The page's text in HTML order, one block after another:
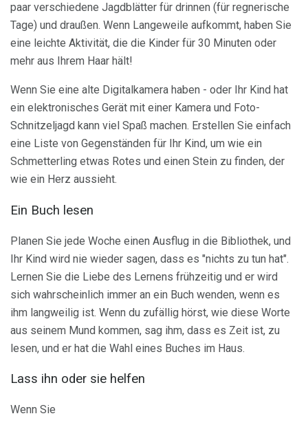
paar verschiedene Jagdblätter für drinnen (für regnerische
Tage) und draußen. Wenn Langeweile aufkommt, haben Sie
eine leichte Aktivität, die die Kinder für 30 Minuten oder
mehr aus Ihrem Haar hält!
Wenn Sie eine alte Digitalkamera haben - oder Ihr Kind hat
ein elektronisches Gerät mit einer Kamera und Foto-
Schnitzeljagd kann viel Spaß machen. Erstellen Sie einfach
eine Liste von Gegenständen für Ihr Kind, um wie ein
Schmetterling etwas Rotes und einen Stein zu finden, der
wie ein Herz aussieht.
Ein Buch lesen
Planen Sie jede Woche einen Ausflug in die Bibliothek, und
Ihr Kind wird nie wieder sagen, dass es "nichts zu tun hat".
Lernen Sie die Liebe des Lernens frühzeitig und er wird
sich wahrscheinlich immer an ein Buch wenden, wenn es
ihm langweilig ist. Wenn du zufällig hörst, wie diese Worte
aus seinem Mund kommen, sag ihm, dass es Zeit ist, zu
lesen, und er hat die Wahl eines Buches im Haus.
Lass ihn oder sie helfen
Wenn Sie